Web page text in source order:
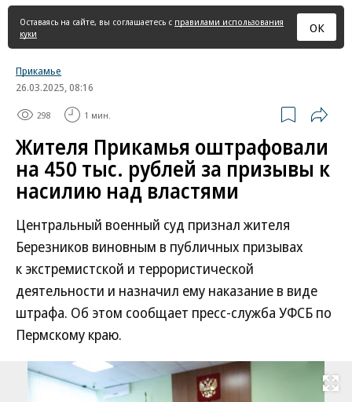
страница
Оставаясь на сайте, вы соглашаетесь с правилами использования
куки
ОК
Прикамье
26.03.2025, 08:16
298 1 мин.
Жителя Прикамья оштрафовали
на 450 тыс. рублей за призывы к
насилию над властями
Центральный военный суд признал жителя
Березников виновным в публичных призывах
к экстремистской и террористической
деятельности и назначил ему наказание в виде
штрафа. Об этом сообщает пресс-служба УФСБ по
Пермскому краю.
Развернуть